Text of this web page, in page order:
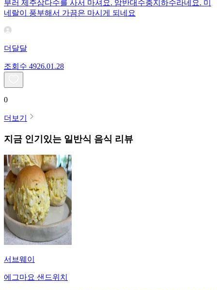
부러 제주삼다수를 사서 마셔요. 암반대수충지하수라네요. 미
네랄이 풍부해서 가끔은 마시게 되네요
더달달
조회수 4926.01.28
0
더보기
지금 인기있는 일반식 음식 리뷰
서브웨이
에그마요 샌드위치